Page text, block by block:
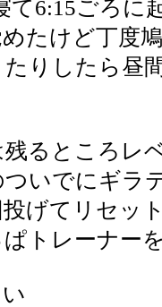
て6:15ごろに
たけど丁度
りしたら昼
るところレ
ついでにギラ
げてリセッ
ぱトレーナー